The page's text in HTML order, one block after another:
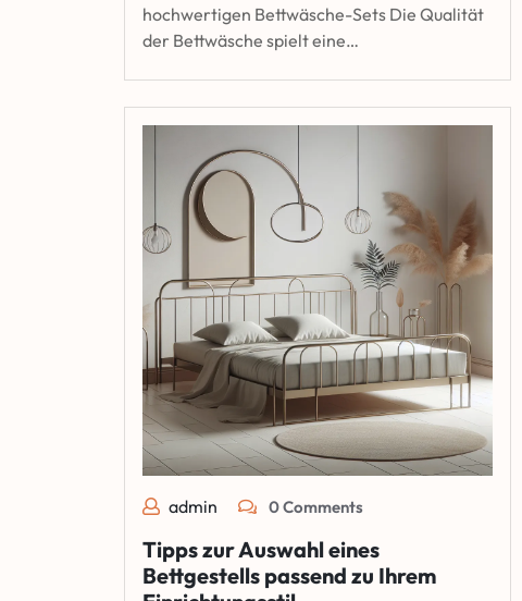
hochwertigen Bettwäsche-Sets Die Qualität
der Bettwäsche spielt eine…
admin 0 Comments
Tipps zur Auswahl eines
Bettgestells passend zu Ihrem